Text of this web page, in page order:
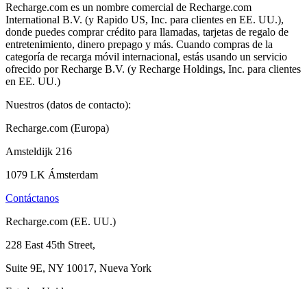
Recharge.com es un nombre comercial de Recharge.com
International B.V. (y Rapido US, Inc. para clientes en EE. UU.),
donde puedes comprar crédito para llamadas, tarjetas de regalo de
entretenimiento, dinero prepago y más. Cuando compras de la
categoría de recarga móvil internacional, estás usando un servicio
ofrecido por Recharge B.V. (y Recharge Holdings, Inc. para clientes
en EE. UU.)
Nuestros (datos de contacto):
Recharge.com (Europa)
Amsteldijk 216
1079 LK Ámsterdam
Contáctanos
Recharge.com (EE. UU.)
228 East 45th Street,
Suite 9E, NY 10017, Nueva York